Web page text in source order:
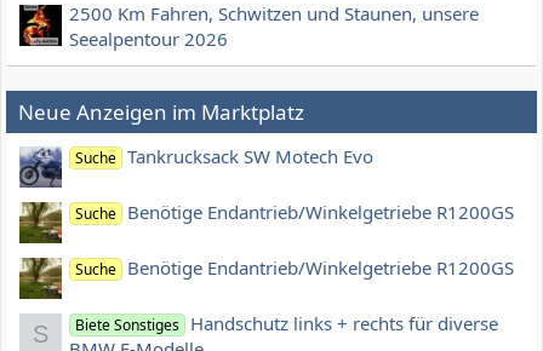
2500 Km Fahren, Schwitzen und Staunen, unsere
Seealpentour 2026
Neue Anzeigen im Marktplatz
Suche Tankrucksack SW Motech Evo
Suche Benötige Endantrieb/Winkelgetriebe R1200GS
Suche Benötige Endantrieb/Winkelgetriebe R1200GS
S Biete Sonstiges Handschutz links + rechts für diverse